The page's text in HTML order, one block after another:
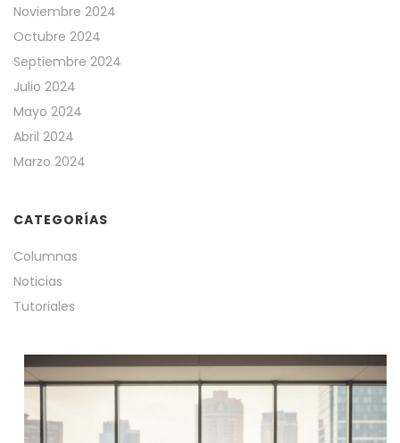
Noviembre 2024
Octubre 2024
Septiembre 2024
Julio 2024
Mayo 2024
Abril 2024
Marzo 2024
CATEGORÍAS
Columnas
Noticias
Tutoriales